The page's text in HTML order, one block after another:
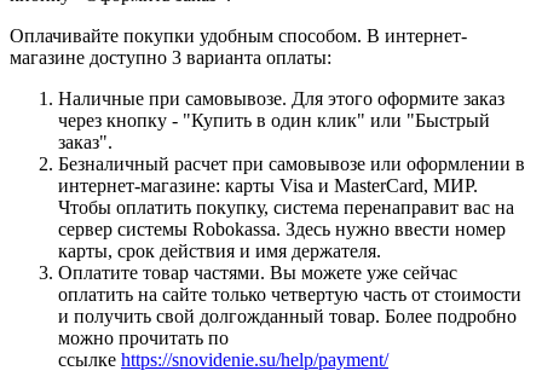
Оплачивайте покупки удобным способом. В интернет-
магазине доступно 3 варианта оплаты:
Наличные при самовывозе. Для этого оформите заказ
через кнопку - "Купить в один клик" или "Быстрый
заказ".
Безналичный расчет при самовывозе или оформлении в
интернет-магазине: карты Visa и MasterCard, МИР.
Чтобы оплатить покупку, система перенаправит вас на
сервер системы Robokassa. Здесь нужно ввести номер
карты, срок действия и имя держателя.
Оплатите товар частями. Вы можете уже сейчас
оплатить на сайте только четвертую часть от стоимости
и получить свой долгожданный товар. Более подробно
можно прочитать по
ссылке https://snovidenie.su/help/payment/